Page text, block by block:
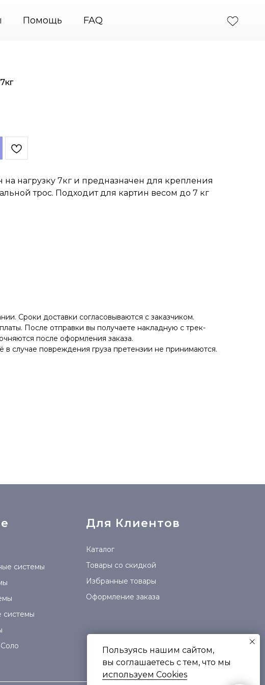
FAQ
Помощь
на нагрузку 7кг и предназначен для крепления
трос. Подходит для картин весом до 7 кг
Сроки доставки согласовываются с заказчиком.
После отправки вы получаете накладную с трек-
после оформления заказа.
в случае повреждения груза претензии не принимаются.
системы
системы
Для Клиентов
Каталог
Товары со скидкой
Избранные товары
Оформление заказа
Пользуясь нашим сайтом,
вы соглашаетесь с тем, что мы
используем Сookies